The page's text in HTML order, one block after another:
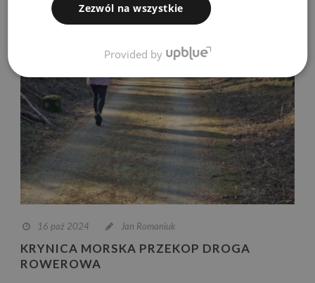
16 paź 2024 Jan Romaniuk
KRYNICA MORSKA PRZEKOP DROGA
ROWEROWA
Zezwól na wszystkie
Provided by